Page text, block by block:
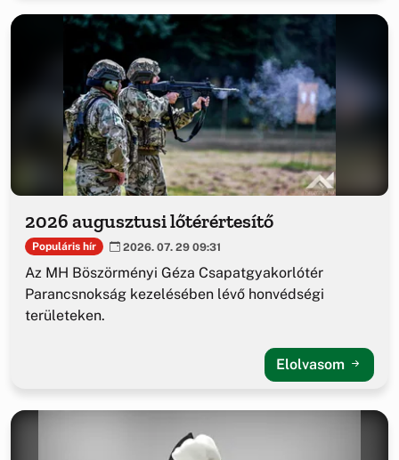
2026 augusztusi lőtérértesítő
Populáris hír 2026. 07. 29 09:31
Az MH Böszörményi Géza Csapatgyakorlótér
Parancsnokság kezelésében lévő honvédségi
területeken.
Elolvasom